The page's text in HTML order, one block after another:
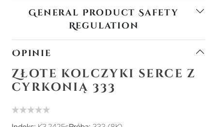
General Product Safety
Regulation
Opinie
Złote kolczyki serce z
cyrkonią 333